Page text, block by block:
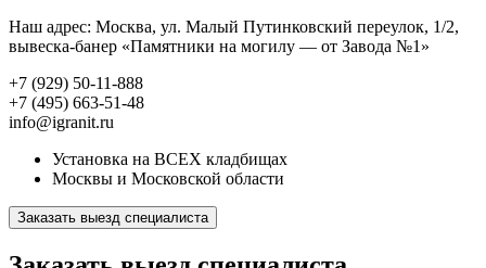
Наш адрес: Москва, ул. Малый Путинковский переулок, 1/2,
вывеска-банер «Памятники на могилу — от Завода №1»
+7 (929) 50-11-888
+7 (495) 663-51-48
info@igranit.ru
Установка на ВСЕХ кладбищах
Москвы и Московской области
Заказать выезд специалиста